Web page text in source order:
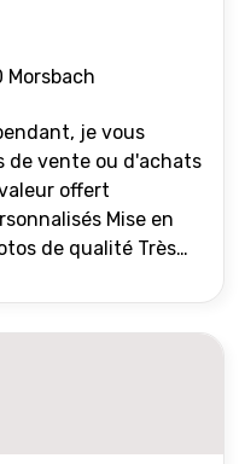
Morsbach
je vous
de vente ou d'achats
Mise en
de qualité Très
des
financiers
Inter agence